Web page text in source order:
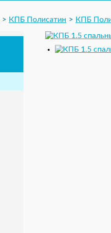
КПБ Полисатин КПБ